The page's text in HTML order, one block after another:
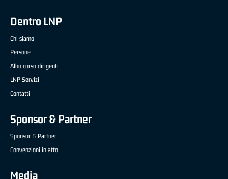
Dentro LNP
Chi siamo
Persone
Albo corso dirigenti
LNP Servizi
Contatti
Sponsor & Partner
Sponsor & Partner
Convenzioni in atto
Media